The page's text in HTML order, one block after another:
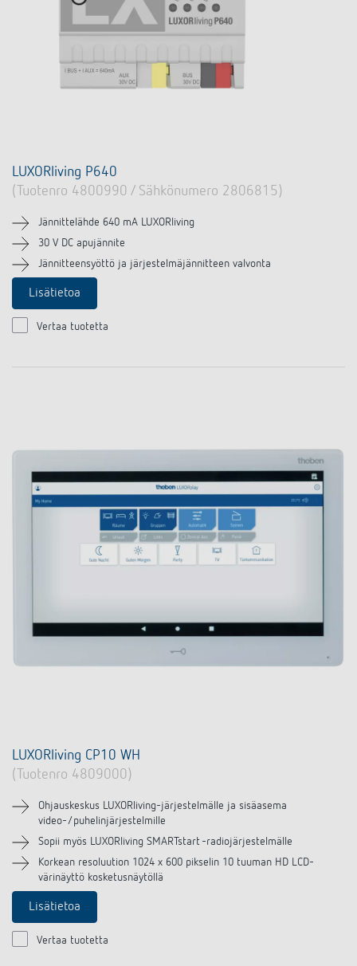
LUXORliving P640
(Tuotenro 4800990 / Sähkönumero 2806815)
Jännittelähde 640 mA LUXORliving
30 V DC apujännite
Jännitteensyöttö ja järjestelmäjännitteen valvonta
Lisätietoa
Vertaa tuotetta
LUXORliving CP10 WH
(Tuotenro 4809000)
Ohjauskeskus LUXORliving-järjestelmälle ja sisäasema
video-/puhelinjärjestelmille
Sopii myös LUXORliving SMARTstart -radiojärjestelmälle
Korkean resoluution 1024 x 600 pikselin 10 tuuman HD LCD-
värinäyttö kosketusnäytöllä
Lisätietoa
Vertaa tuotetta